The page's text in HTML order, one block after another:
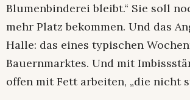
Blumenbinderei bleibt.“ Sie soll
mehr Platz bekommen. Und das
Halle: das eines typischen
Bauernmarktes. Und mit
offen mit Fett arbeiten, „die nicht